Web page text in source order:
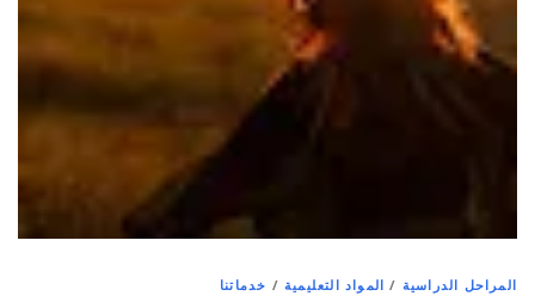
المراحل الدراسية / المواد التعليمية / خدماتنا